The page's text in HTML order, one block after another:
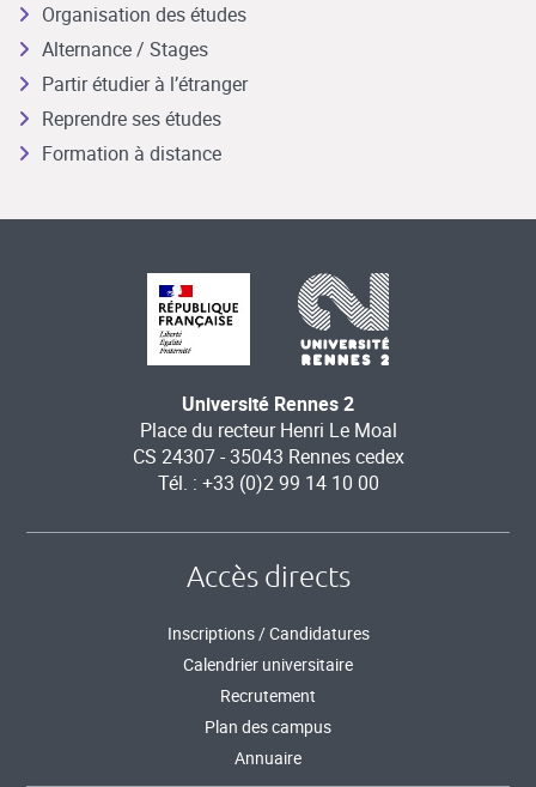
Organisation des études
Alternance / Stages
Partir étudier à l’étranger
Reprendre ses études
Formation à distance
Université Rennes 2
Place du recteur Henri Le Moal
CS 24307 - 35043 Rennes cedex
Tél. : +33 (0)2 99 14 10 00
Accès directs
Inscriptions / Candidatures
Calendrier universitaire
Recrutement
Plan des campus
Annuaire